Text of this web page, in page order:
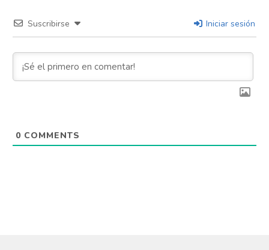
Suscribirse Iniciar sesión
0 COMMENTS